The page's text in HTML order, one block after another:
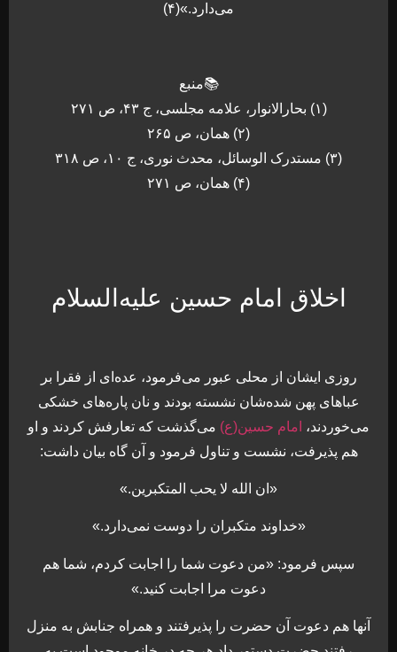
می‌دارد.»(۴)
📚منبع
(۱) بحارالانوار، علامه مجلسی، ج ۴۳، ص ۲۷۱
(۲) همان، ص ۲۶۵
(۳) مستدرک الوسائل، محدث نوری، ج ۱۰، ص ۳۱۸
(۴) همان، ص ۲۷۱
اخلاق امام حسین علیه‌السلام
روزى ایشان از محلى عبور می‌فرمود، عده‌اى از فقرا بر
عباهاى پهن شده‌شان نشسته بودند و نان پاره‌هاى خشكى
می‌خوردند، امام حسين(ع) می‌گذشت كه تعارفش كردند و او
هم پذيرفت، نشست و تناول فرمود و آن گاه بيان داشت:
«ان الله لا يحب المتكبرين.»
«خداوند متكبران را دوست نمی‌دارد.»
سپس فرمود: «من دعوت شما را اجابت كردم، شما هم
دعوت مرا اجابت كنيد.»
آنها هم دعوت آن حضرت را پذيرفتند و همراه جنابش به منزل